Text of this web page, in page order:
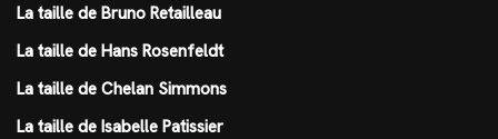
La taille de Bruno Retailleau
La taille de Hans Rosenfeldt
La taille de Chelan Simmons
La taille de Isabelle Patissier